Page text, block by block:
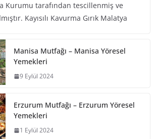
Kurumu tarafından tescillenmiş ve
Kayısılı Kavurma Gırık Malatya
Manisa Mutfağı – Manisa Yöresel
Yemekleri
9 Eylül 2024
Erzurum Mutfağı – Erzurum Yöresel
Yemekleri
1 Eylül 2024